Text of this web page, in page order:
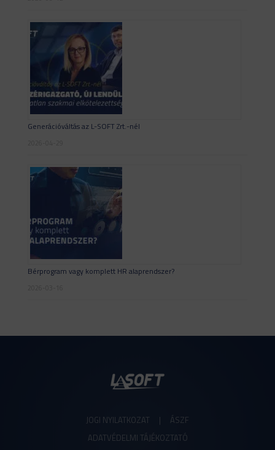
Generációváltás az L-SOFT Zrt.-nél
Bérprogram vagy komplett HR alaprendszer?
JOGI NYILATKOZAT | ÁSZF
ADATVÉDELMI TÁJÉKOZTATÓ